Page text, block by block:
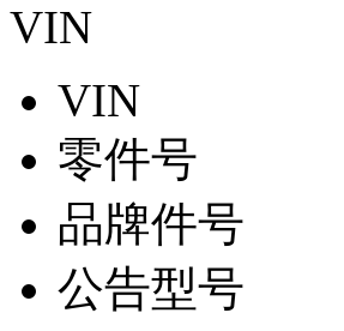
VIN
VIN
零件号
品牌件号
公告型号